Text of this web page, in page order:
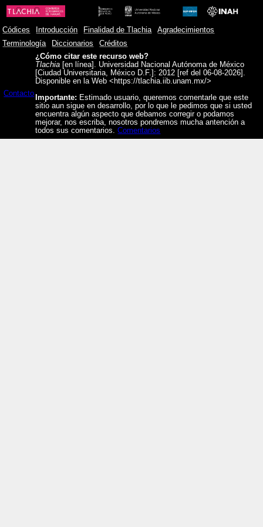
Códices Introducción Finalidad de Tlachia
Agradecimientos
Terminología
Diccionarios Créditos
Contacto
¿Cómo citar este recurso web?
Tlachia [en línea]. Universidad Nacional Autónoma de México
[Ciudad Universitaria, México D.F.]: 2012 [ref del 06-08-2026].
Disponible en la Web <https://tlachia.iib.unam.mx/>
Importante: Estimado usuario, queremos comentarle que este
sitio aun sigue en desarrollo, por lo que le pedimos que si usted
encuentra algún aspecto que debamos corregir o podamos
mejorar, nos escriba, nosotros pondremos mucha antención a
todos sus comentarios.Comentarios